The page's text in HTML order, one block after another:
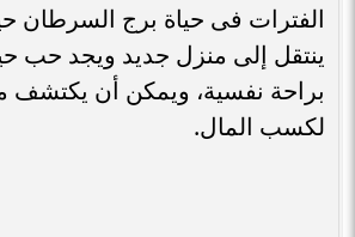
الفترات فى حياة برج السرطان
ينتقل إلى منزل جديد ويجد حب
براحة نفسية، ويمكن أن
لكسب المال.